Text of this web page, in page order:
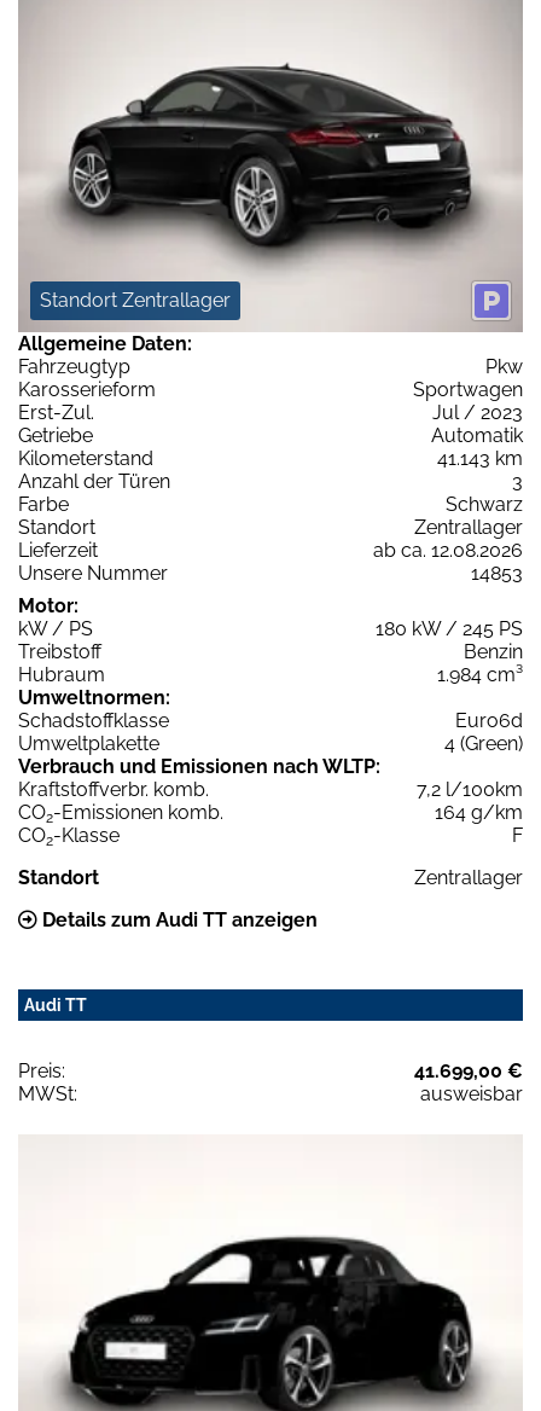
Standort Zentrallager
Allgemeine Daten:
Fahrzeugtyp
Pkw
Karosserieform
Sportwagen
Erst-Zul.
Jul / 2023
Getriebe
Automatik
Kilometerstand
41.143 km
Anzahl der Türen
3
Farbe
Schwarz
Standort
Zentrallager
Lieferzeit
ab ca. 12.08.2026
Unsere Nummer
14853
Motor:
kW / PS
180 kW / 245 PS
Treibstoff
Benzin
Hubraum
1.984 cm³
Umweltnormen:
Schadstoffklasse
Euro6d
Umweltplakette
4 (Green)
Verbrauch und Emissionen nach WLTP:
Kraftstoffverbr. komb.
7,2 l/100km
CO2-Emissionen komb.
164 g/km
CO2-Klasse
F
Standort
Zentrallager
Details zum Audi TT anzeigen
Audi TT
Preis:
41.699,00 €
MWSt:
ausweisbar